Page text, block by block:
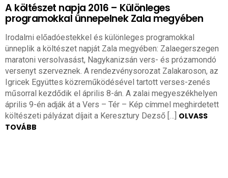
A költészet napja 2016 – Különleges
programokkal ünnepelnek Zala megyében
Irodalmi előadóestekkel és különleges programokkal
ünneplik a költészet napját Zala megyében: Zalaegerszegen
maratoni versolvasást, Nagykanizsán vers- és prózamondó
versenyt szerveznek. A rendezvénysorozat Zalakaroson, az
Igricek Együttes közreműködésével tartott verses-zenés
műsorral kezdődik el április 8-án. A zalai megyeszékhelyen
április 9-én adják át a Vers – Tér – Kép címmel meghirdetett
költészeti pályázat díjait a Keresztury Dezső […] OLVASS
TOVÁBB